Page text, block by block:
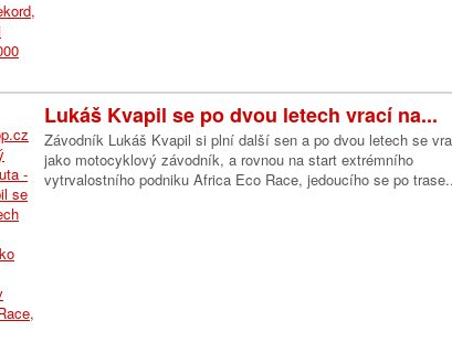
Lukáš Kvapil se po dvou letech vrací na...
Závodník Lukáš Kvapil si plní další sen a po dvou letech se
jako motocyklový závodník, a rovnou na start extrémního
vytrvalostního podniku Africa Eco Race, jedoucího se po